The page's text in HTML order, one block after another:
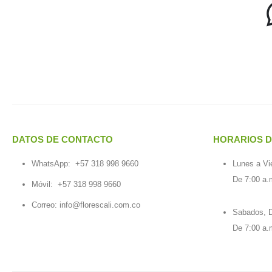
DATOS DE CONTACTO
WhatsApp: +57 318 998 9660
Móvil: +57 318 998 9660
Correo: info@florescali.com.co
HORARIOS
Lunes a
De 7:00
Sabados,
De 7:00